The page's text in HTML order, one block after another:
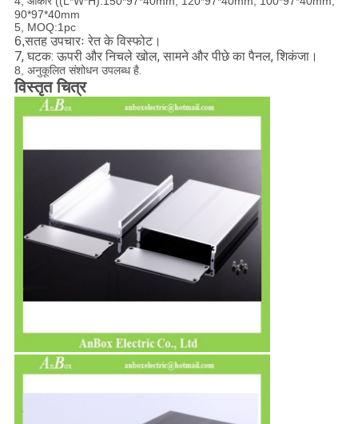
90*97*40mm
5, MOQ:1pc
6,सतह उपचारः रेत के विस्फोट।
7, घटक: ऊपरी और निचले खोल, सामने और पीछे का पैनल, शिकंजा।
8, अनुकूलित संशोधन उपलब्ध है.
विस्तृत चित्र